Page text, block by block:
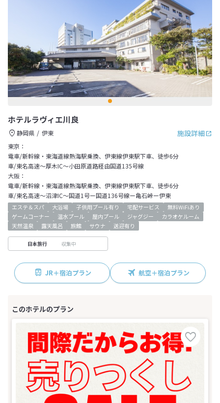
ホテルラヴィエ川良
施設詳細
静岡県
伊東
東京：
電車/新幹線・東海道線熱海駅乗換、伊東線伊東駅下車、徒歩6分
車/東名高速～厚木IC～小田原道路経由国道135号線
大阪：
電車/新幹線・東海道線熱海駅乗換、伊東線伊東駅下車、徒歩6分
車/東名高速～沼津IC～国道1号ー国道136号線ー亀石峠ー伊東
エステ＆スパ 大浴場 子供用プール有り 宅配サービス
無料WiFiあり
ゲームコーナー
温水プール 屋内プール ジャグジー
カラオケルーム
天然温泉
露天風呂 旅館 サウナ 送迎有り
日本旅行 収集中
JR＋宿泊プラン 航空＋宿泊プラン